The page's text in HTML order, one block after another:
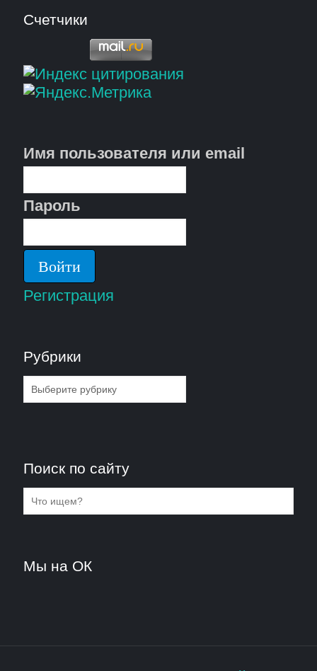
Счетчики
Имя пользователя или email
Пароль
Регистрация
Рубрики
Рубрики
Поиск по сайту
Мы на ОК